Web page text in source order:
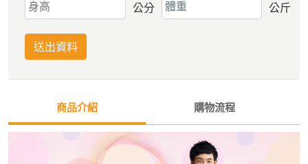
公分 公斤
送出資料
商品介紹 購物流程